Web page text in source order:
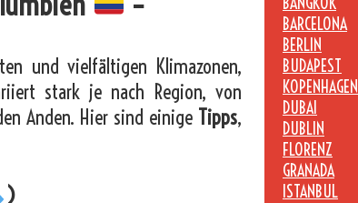
und vielfältigen Klimazonen,
stark je nach Region, von
Anden. Hier sind einige Tipps,
)
BARCELONA
BERLIN
BUDAPEST
KOPENHAGEN
DUBAI
DUBLIN
FLORENZ
GRANADA
ISTANBUL